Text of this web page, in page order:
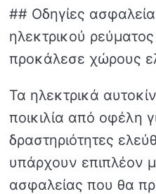
## Οδηγίες
ηλεκτρικού
προκάλεσε χώρους
Τα ηλεκτρικά
ποικιλία από οφέλη
δραστηριότητες
υπάρχουν επιπλέον
ασφαλείας που θα